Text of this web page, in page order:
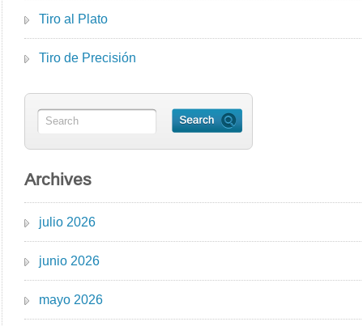
Tiro al Plato
Tiro de Precisión
Archives
julio 2026
junio 2026
mayo 2026